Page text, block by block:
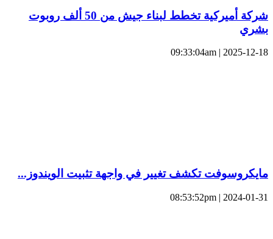
شركة أميركية تخطط لبناء جيش من 50 ألف روبوت
بشري
2025-12-18 | 09:33:04am
مايكروسوفت تكشف تغيير في واجهة تثبيت الويندوز...
2024-01-31 | 08:53:52pm